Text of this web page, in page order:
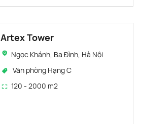
Artex Tower
Ngọc Khánh, Ba Đình, Hà Nội
Văn phòng Hạng C
120 - 2000 m2